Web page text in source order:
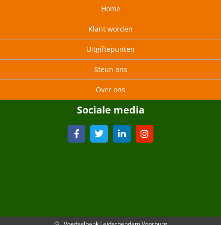
Home
Klant worden
Uitgiftepunten
Steun ons
Over ons
Sociale media